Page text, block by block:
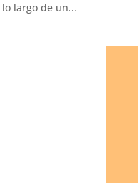
largo de un...